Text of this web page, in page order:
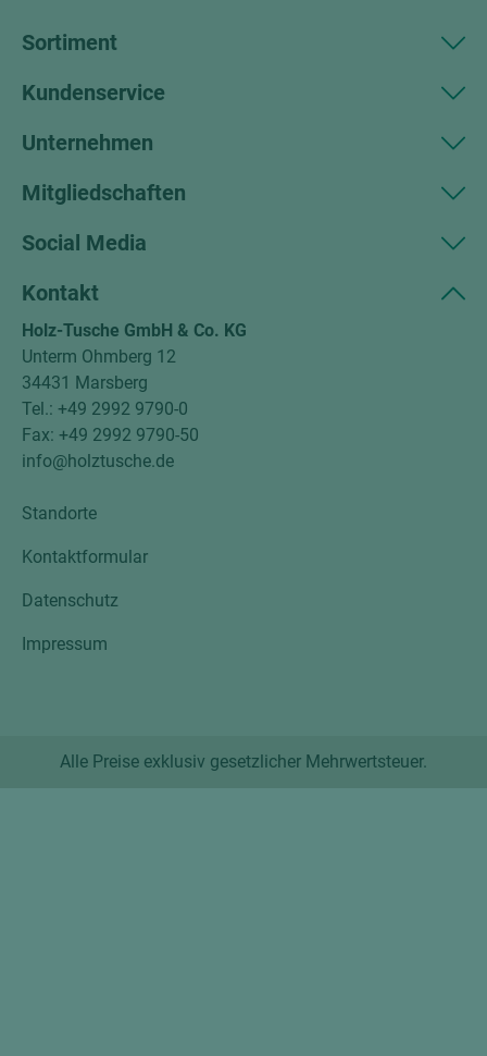
Sortiment
Kundenservice
Unternehmen
Mitgliedschaften
Social Media
Kontakt
Holz-Tusche GmbH & Co. KG
Unterm Ohmberg 12
34431 Marsberg
Tel.: +49 2992 9790-0
Fax: +49 2992 9790-50
info@holztusche.de
Standorte
Kontaktformular
Datenschutz
Impressum
Alle Preise exklusiv gesetzlicher Mehrwertsteuer.